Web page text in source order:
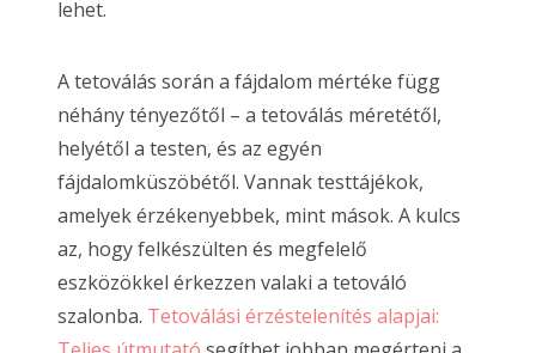
lehet.
A tetoválás során a fájdalom mértéke függ
néhány tényezőtől – a tetoválás méretétől,
helyétől a testen, és az egyén
fájdalomküszöbétől. Vannak testtájékok,
amelyek érzékenyebbek, mint mások. A kulcs
az, hogy felkészülten és megfelelő
eszközökkel érkezzen valaki a tetováló
szalonba. Tetoválási érzéstelenítés alapjai: